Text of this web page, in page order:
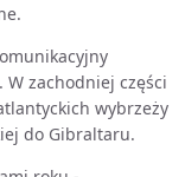
zachodniej części
wybrzeży
do Gibraltaru.